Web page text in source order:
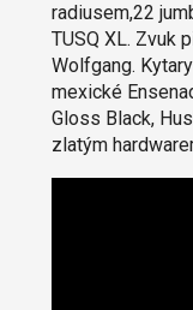
radiusem,22
TUSQ XL. Zvuk
Wolfgang.
mexické
Gloss Black,
zlatým